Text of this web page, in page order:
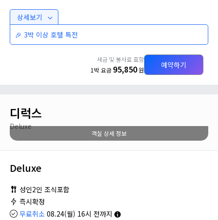
상세보기
🎉 3박 이상 호텔 특전
세금 및 봉사료 표함
1박 요금 95,850원
예약하기
디럭스
Deluxe
객실 상세 정보
Deluxe
성인2인 조식포함
즉시확정
무료취소 08.24(월) 16시 전까지